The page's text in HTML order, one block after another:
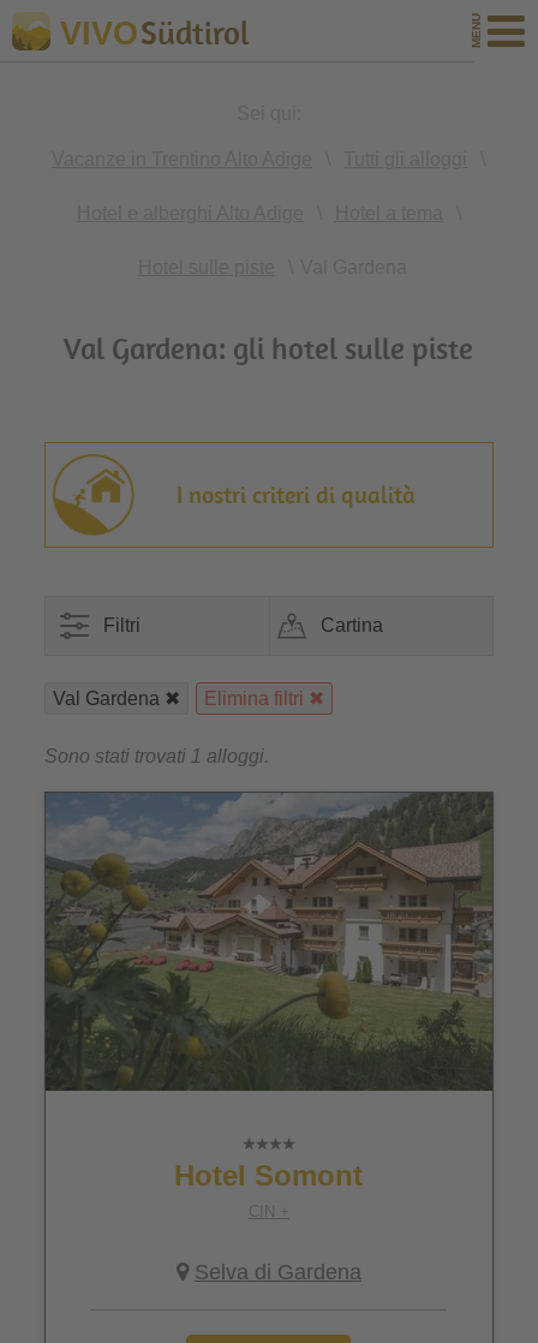
VIVOSüdtirol
Val Gardena: gli hotel sulle piste
I nostri criteri di qualità
Filtri Cartina
Val Gardena Elimina filtri
Sono stati trovati 1 alloggi.
Hotel Somont
CIN +
Selva di Gardena